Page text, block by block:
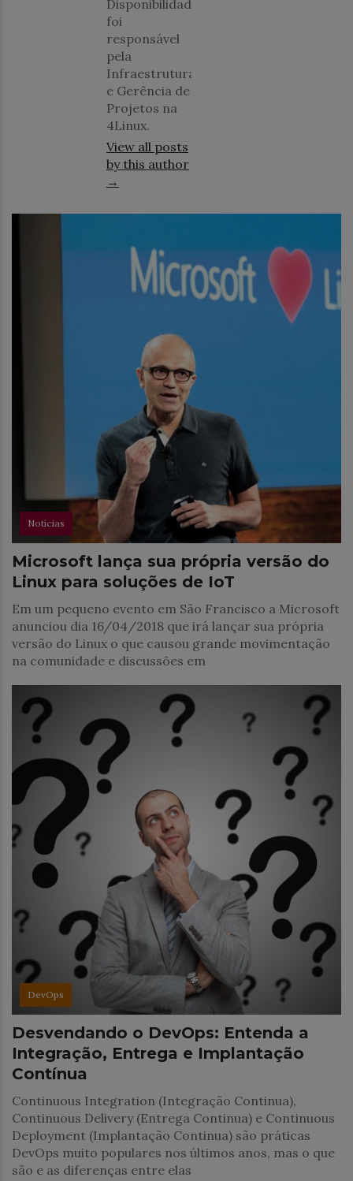
Disponibilidade,
foi
responsável
pela
Infraestrutura
e Gerência de
Projetos na
4Linux.
View all posts
by this author
→
Notícias
Microsoft lança sua própria versão do
Linux para soluções de IoT
Em um pequeno evento em São Francisco a Microsoft
anunciou dia 16/04/2018 que irá lançar sua própria
versão do Linux o que causou grande movimentação
na comunidade e discussões em
DevOps
Desvendando o DevOps: Entenda a
Integração, Entrega e Implantação
Contínua
Continuous Integration (Integração Continua),
Continuous Delivery (Entrega Continua) e Continuous
Deployment (Implantação Continua) são práticas
DevOps muito populares nos últimos anos, mas o que
são e as diferenças entre elas